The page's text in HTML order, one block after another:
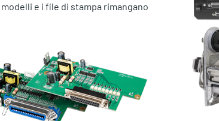
e i file di stampa rimangano